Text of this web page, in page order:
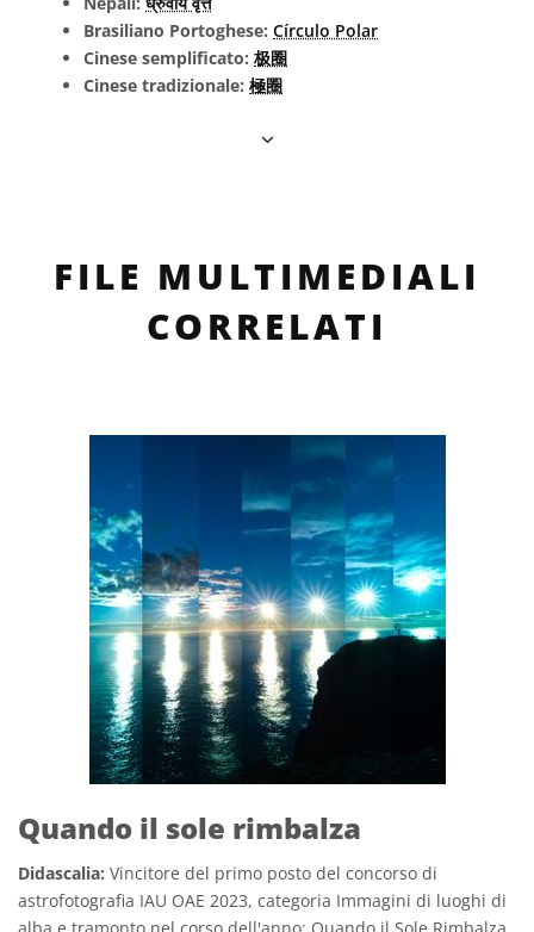
Brasiliano Portoghese: Círculo Polar
Cinese semplificato: 极圈
Cinese tradizionale: 極圈
FILE MULTIMEDIALI
CORRELATI
Quando il sole rimbalza
Didascalia: Vincitore del primo posto del concorso di
astrofotografia IAU OAE 2023, categoria Immagini di luoghi di